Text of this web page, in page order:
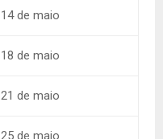
14 de maio
18 de maio
21 de maio
25 de maio